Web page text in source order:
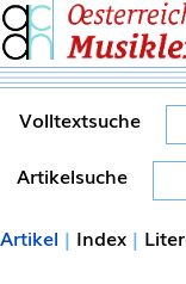
Volltextsuche
Artikelsuche
Artikel | Index |